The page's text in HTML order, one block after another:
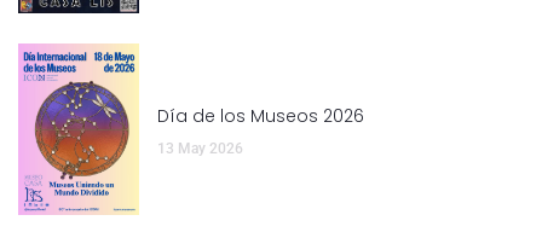
Día de los Museos 2026
13 May 2026